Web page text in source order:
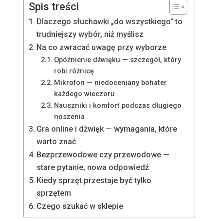
Spis treści
Dlaczego słuchawki „do wszystkiego” to
trudniejszy wybór, niż myślisz
Na co zwracać uwagę przy wyborze
Opóźnienie dźwięku — szczegół, który
robi różnicę
Mikrofon — niedoceniany bohater
każdego wieczoru
Nauszniki i komfort podczas długiego
noszenia
Gra online i dźwięk — wymagania, które
warto znać
Bezprzewodowe czy przewodowe —
stare pytanie, nowa odpowiedź
Kiedy sprzęt przestaje być tylko
sprzętem
Czego szukać w sklepie